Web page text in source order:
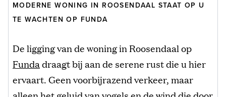
MODERNE WONING IN ROOSENDAAL STAAT OP U
TE WACHTEN OP FUNDA
De ligging van de woning in Roosendaal op
Fundadraagt bij aan de serene rust die u hier
ervaart. Geen voorbijrazend verkeer, maar